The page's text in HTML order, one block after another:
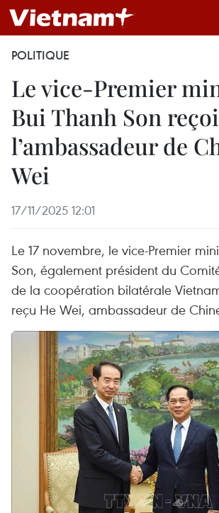
POLITIQUE
Le vice-Premier
Bui Thanh Son
l’ambassadeur de
Wei
17/11/2025 12:01
Le 17 novembre, le vice-Premier
Son, également président du
de la coopération bilatérale
reçu He Wei, ambassadeur de